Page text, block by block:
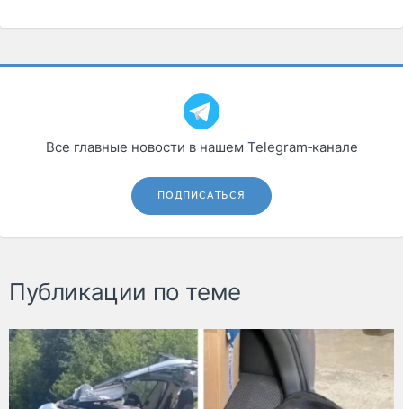
Все главные новости в нашем Telegram‑канале
ПОДПИСАТЬСЯ
Публикации по теме